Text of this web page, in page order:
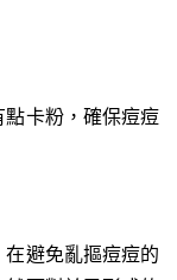
卡粉，確保痘痘
避免亂摳痘痘的